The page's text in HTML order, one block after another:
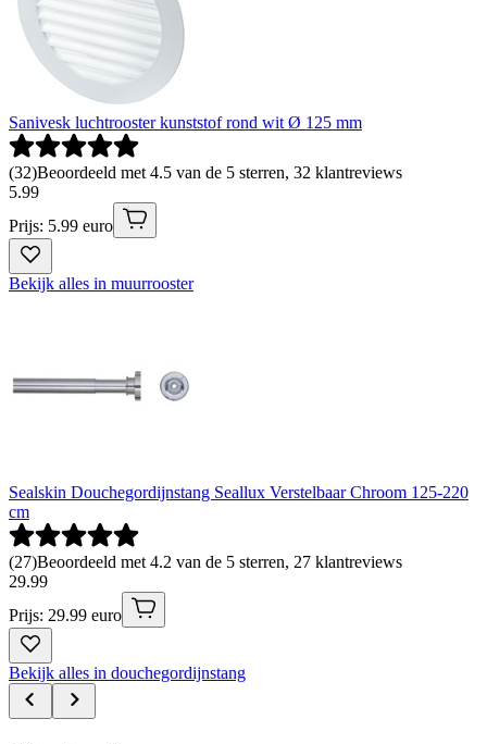
Sanivesk luchtrooster kunststof rond wit Ø 125 mm
(32)Beoordeeld met 4.5 van de 5 sterren, 32 klantreviews
5.99
Prijs: 5.99 euro
Bekijk alles in muurrooster
Sealskin Douchegordijnstang Seallux Verstelbaar Chroom 125-220
cm
(27)Beoordeeld met 4.2 van de 5 sterren, 27 klantreviews
29.99
Prijs: 29.99 euro
Bekijk alles in douchegordijnstang